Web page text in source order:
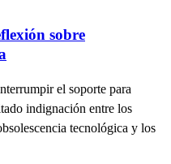
sobre
el soporte para
indignación entre los
tecnológica y los